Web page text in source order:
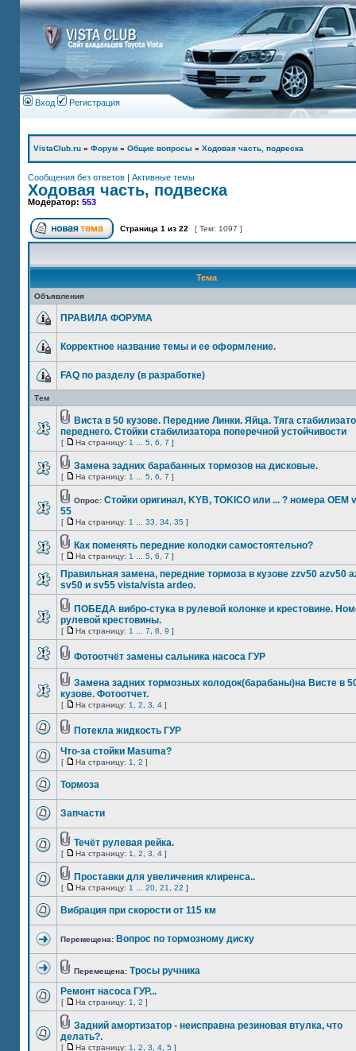
Вход Регистрация
VistaClub.ru » Форум » Общие вопросы » Ходовая часть, подвеска
Сообщения без ответов | Активные темы
Ходовая часть, подвеска
Модератор: 553
Страница 1 из 22 [ Тем: 1097 ]
Тема
Объявления
ПРАВИЛА ФОРУМА
Корректное название темы и ее оформление.
FAQ по разделу (в разработке)
Тем
Виста в 50 кузове. Передние Линки. Яйца. Тяга
переднего. Стойки стабилизатора поперечной устойчивости
[ На страницу: 1 5 6 7 ]
Замена задних барабанных тормозов на дисковые.
[ На страницу: 1 5 6 7 ]
Опрос: Стойки оригинал, KYB, TOKICO или ... ? номера ОЕМ
55
[ На страницу: 1 33 34 35 ]
Как поменять передние колодки самостоятельно?
[ На страницу: 1 5 6 7 ]
Правильная замена, передние тормоза в кузове zzv50 azv50
sv50 и sv55 vista/vista ardeo.
ПОБЕДА вибро-стука в рулевой колонке и крестовине.
рулевой крестовины.
[ На страницу: 1 7 8 9 ]
Фотоотчёт замены сальника насоса ГУР
Замена задних тормозных колодок(барабаны)на Висте в
кузове. Фотоотчет.
[ На страницу: 1 2 3 4 ]
Потекла жидкость ГУР
Что-за стойки Masuma?
[ На страницу: 1 2 ]
Тормоза
Запчасти
Течёт рулевая рейка.
[ На страницу: 1 2 3 4 ]
Проставки для увеличения клиренса..
[ На страницу: 1 20 21 22 ]
Вибрация при скорости от 115 км
Перемещена: Вопрос по тормозному диску
Перемещена: Тросы ручника
Ремонт насоса ГУР...
[ На страницу: 1 2 ]
Задний амортизатор - неисправна резиновая втулка, что
делать?.
[ На страницу: 1 2 3 4 5 ]